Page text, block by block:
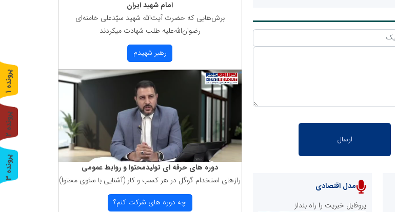
مدل اقتصادی
پروفایل خبریت را راه بنداز
امام شهید ایران
برش‌هایی كه حضرت آیت‌الله شهید سیّدعلی خامنه‌ای
رضوان‌الله‌علیه طلب شهادت میكردند
رهبر شهیدم
دوره های حرفه ای تولیدمحتوا و روابط عمومی
رازهای استخدام گوگل در هر كسب و كار (آشنایی با سئوی محتوا)
چه دوره های شركت كنم؟
پ
ر
و
ن
د
ه
1
پ
ر
و
ن
د
ه
2
پ
ر
و
ن
د
ه
3